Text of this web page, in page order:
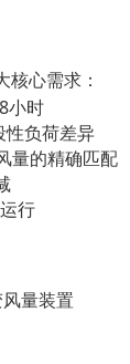
心需求：
小时
性负荷差异
量的精确匹配
行
量装置